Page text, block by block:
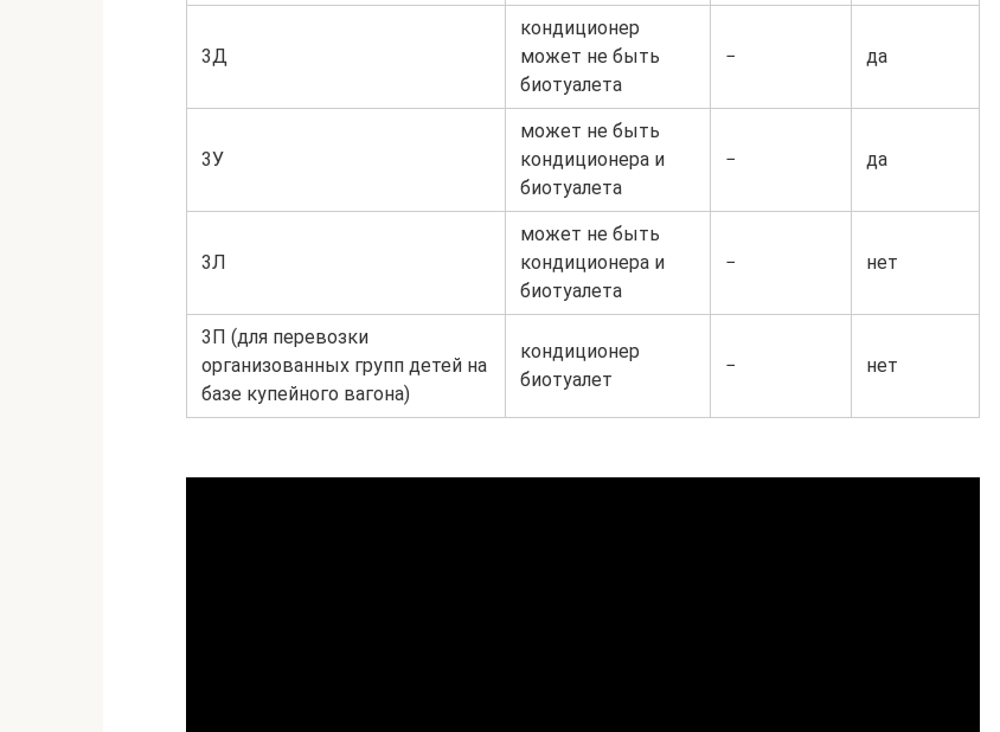
3Д
кондиционер
может не быть
биотуалета
− да
3У
может не быть
кондиционера и
биотуалета
− да
3Л
может не быть
кондиционера и
биотуалета
− нет
3П (для перевозки
организованных групп детей на
базе купейного вагона)
кондиционер
биотуалет
− нет